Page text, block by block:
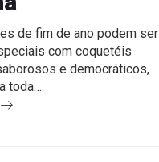
de fim de ano podem ser
com coquetéis
e democráticos,
toda…